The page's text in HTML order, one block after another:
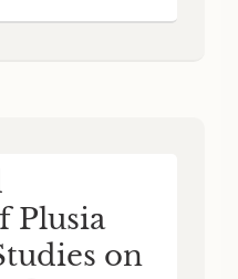
MUNKSGAARD
Plusia
on